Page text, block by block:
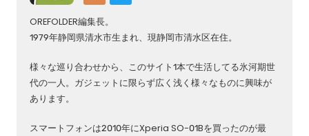
OREFOLDER編集長。
1979年静岡県清水市生まれ、現静岡市清水区在住。
様々な巡り合わせから、このサイト1本で生活してる氷河期世
代の一人。ガジェットに限らず広く浅く様々なものに興味が
あります。
スマートフォンは2010年にXperia SO-01Bを買ったのが最